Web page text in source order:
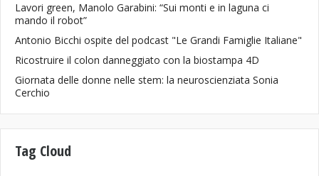
Lavori green, Manolo Garabini: “Sui monti e in laguna ci
mando il robot”
Antonio Bicchi ospite del podcast "Le Grandi Famiglie Italiane"
Ricostruire il colon danneggiato con la biostampa 4D
Giornata delle donne nelle stem: la neuroscienziata Sonia
Cerchio
Tag Cloud